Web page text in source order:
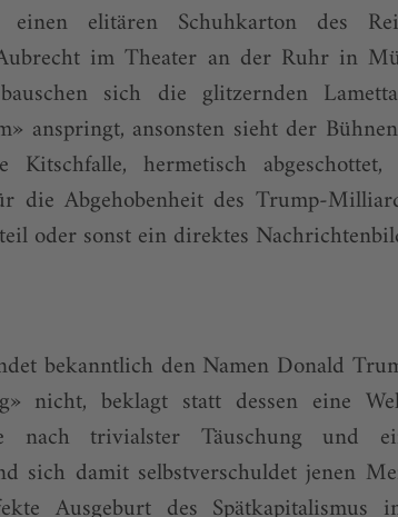
einen elitären Schuhkarton des
im Theater an der Ruhr in
sich die glitzernden
anspringt, ansonsten sieht der
Kitschfalle, hermetisch
die Abgehobenheit des Trump-
oder sonst ein direktes
bekanntlich den Namen Donald
nicht, beklagt statt dessen eine
nach trivialster Täuschung und
sich damit selbstverschuldet jenen
Ausgeburt des Spätkapitalismus